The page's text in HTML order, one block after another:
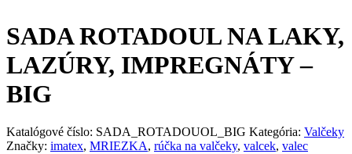
SADA ROTADOUL NA LAKY,
LAZÚRY, IMPREGNÁTY –
BIG
Katalógové číslo: SADA_ROTADOUOL_BIG Kategória: Valčeky
Značky: imatex, MRIEZKA, rúčka na valčeky, valcek, valec